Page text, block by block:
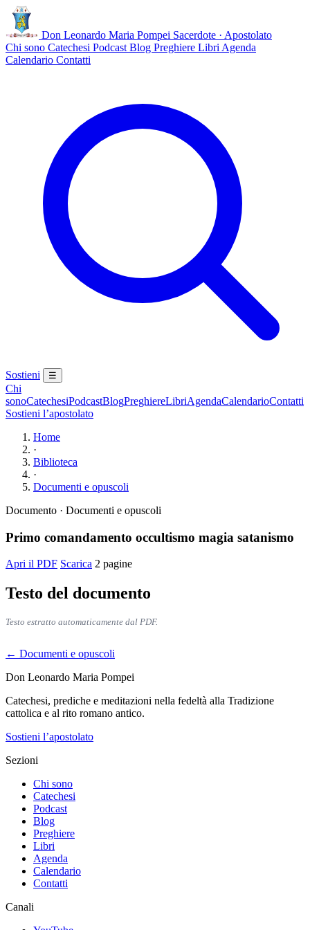
Don Leonardo Maria Pompei Sacerdote · Apostolato
Chi sono Catechesi Podcast Blog Preghiere Libri Agenda
Calendario Contatti
Sostieni ☰
Chi
sonoCatechesiPodcastBlogPreghiereLibriAgendaCalendarioContatti
Sostieni l’apostolato
Home
·
Biblioteca
·
Documenti e opuscoli
Documento · Documenti e opuscoli
Primo comandamento occultismo magia satanismo
Apri il PDF Scarica 2 pagine
Testo del documento
Testo estratto automaticamente dal PDF.
← Documenti e opuscoli
Don Leonardo Maria Pompei
Catechesi, prediche e meditazioni nella fedeltà alla Tradizione
cattolica e al rito romano antico.
Sostieni l’apostolato
Sezioni
Chi sono
Catechesi
Podcast
Blog
Preghiere
Libri
Agenda
Calendario
Contatti
Canali